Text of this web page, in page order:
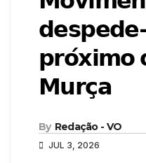
𝗽𝗿𝗼́𝘅𝗶𝗺𝗼
𝗠𝘂𝗿𝗰̧𝗮
By Redação - VO
JUL 3, 2026